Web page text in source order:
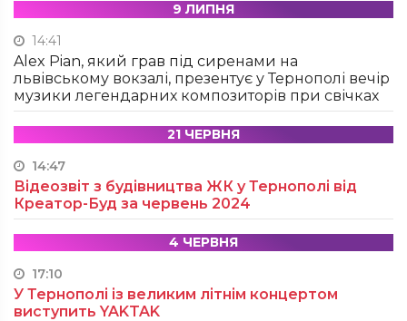
9 ЛИПНЯ
14:41
Alex Pian, який грав під сиренами на
львівському вокзалі, презентує у Тернополі вечір
музики легендарних композиторів при свічках
21 ЧЕРВНЯ
14:47
Відеозвіт з будівництва ЖК у Тернополі від
Креатор-Буд за червень 2024
4 ЧЕРВНЯ
17:10
У Тернополі із великим літнім концертом
виступить YAKTAK